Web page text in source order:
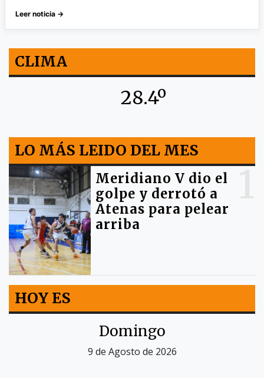
Leer noticia →
CLIMA
28.4º
LO MÁS LEIDO DEL MES
Meridiano V dio el
golpe y derrotó a
Atenas para pelear
arriba
HOY ES
Domingo
9 de Agosto de 2026